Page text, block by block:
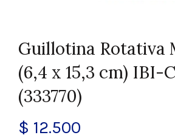
Guillotina Rotativa
(6,4 x 15,3 cm) IBI-
(333770)
$ 12.500